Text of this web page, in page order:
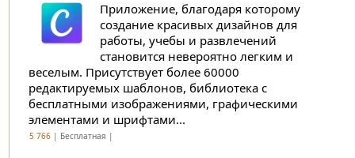
Приложение, благодаря которому
создание красивых дизайнов для
работы, учебы и развлечений
становится невероятно легким и
веселым. Присутствует более 60000
редактируемых шаблонов, библиотека с
бесплатными изображениями, графическими
элементами и шрифтами...
5 766| Бесплатная |